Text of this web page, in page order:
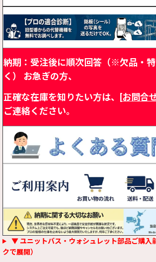
納期：受注後に順次回答（※欠品・
く）
お急ぎの方、
正確な在庫を知りたい方は、[お問合
ご連絡ください。
▼ ユニットバス・ウォシュレット部品ご購入
クで展開）